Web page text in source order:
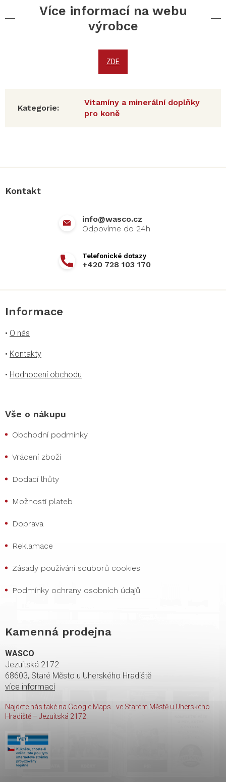
Více informací na webu
výrobce
ZDE
Kategorie:
Vitamíny a minerální doplňky
pro koně
Kontakt
info@wasco.cz
+420 728 103 170
Informace
• O nás
• Kontakty
• Hodnocení obchodu
Vše o nákupu
Obchodní podmínky
Vrácení zboží
Dodací lhůty
Možnosti plateb
Doprava
Reklamace
Zásady používání souborů cookies
Podmínky ochrany osobních údajů
Kamenná prodejna
WASCO
Jezuitská 2172
68603, Staré Město u Uherského Hradiště
více informací
Najdete nás také na Google Maps - ve Starém Městě u Uherského
Hradiště – Jezuitská 2172.